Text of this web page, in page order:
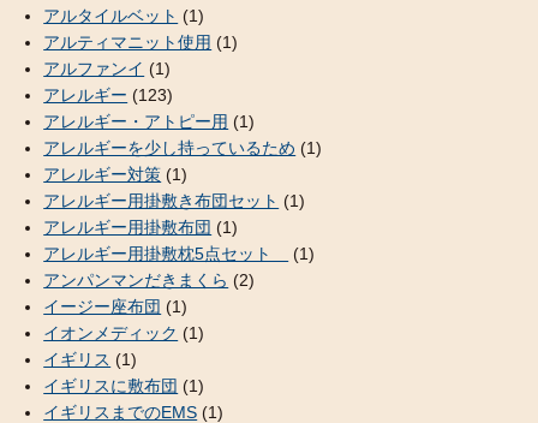
アルタイルベット (1)
アルティマニット使用 (1)
アルファンイ (1)
アレルギー (123)
アレルギー・アトピー用 (1)
アレルギーを少し持っているため (1)
アレルギー対策 (1)
アレルギー用掛敷き布団セット (1)
アレルギー用掛敷布団 (1)
アレルギー用掛敷枕5点セット
(1)
アンパンマンだきまくら (2)
イージー座布団 (1)
イオンメディック (1)
イギリス (1)
イギリスに敷布団 (1)
イギリスまでのEMS (1)